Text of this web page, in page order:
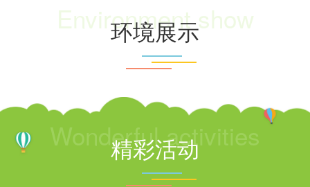
Environment show
环境展示
Wonderful activities
精彩活动